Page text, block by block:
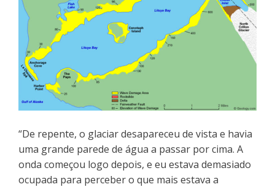
“De repente, o glaciar desapareceu de vista e havia
uma grande parede de água a passar por cima. A
onda começou logo depois, e eu estava demasiado
ocupada para perceber o que mais estava a